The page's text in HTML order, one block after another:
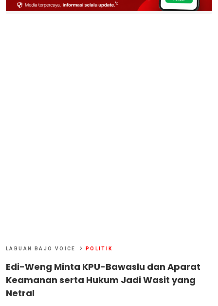
LABUAN BAJO VOICE POLITIK
Edi-Weng Minta KPU-Bawaslu dan Aparat
Keamanan serta Hukum Jadi Wasit yang
Netral